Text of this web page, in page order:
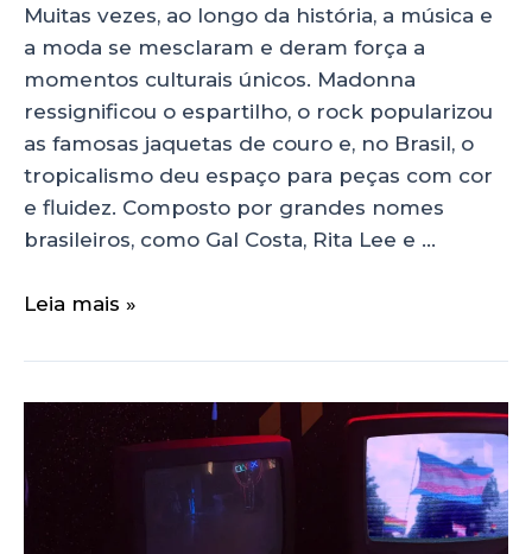
Muitas vezes, ao longo da história, a música e
a moda se mesclaram e deram força a
momentos culturais únicos. Madonna
ressignificou o espartilho, o rock popularizou
as famosas jaquetas de couro e, no Brasil, o
tropicalismo deu espaço para peças com cor
e fluidez. Composto por grandes nomes
brasileiros, como Gal Costa, Rita Lee e …
Leia mais »